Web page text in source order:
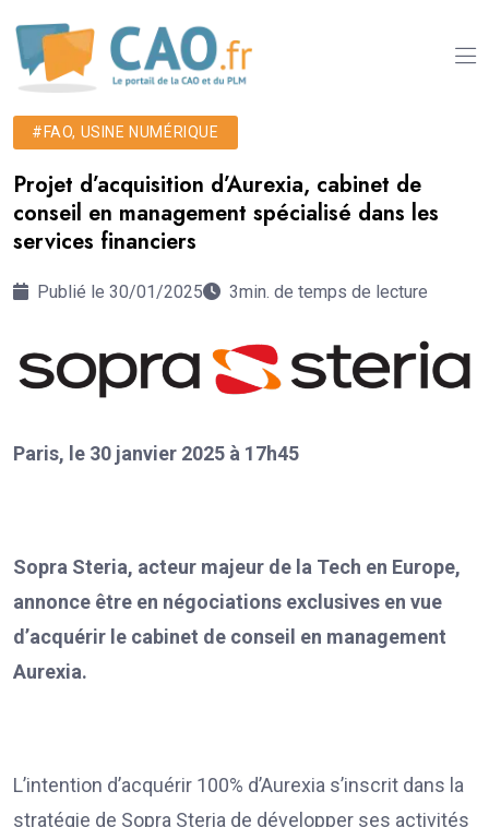
#FAO, USINE NUMÉRIQUE
Projet d’acquisition d’Aurexia, cabinet de
conseil en management spécialisé dans les
services financiers
Publié le 30/01/2025 3min. de temps de lecture
Paris, le 30 janvier 2025 à 17h45
Sopra Steria, acteur majeur de la Tech en Europe,
annonce être en négociations exclusives en vue
d’acquérir le cabinet de conseil en management
Aurexia.
L’intention d’acquérir 100% d’Aurexia s’inscrit dans la
stratégie de Sopra Steria de développer ses activités